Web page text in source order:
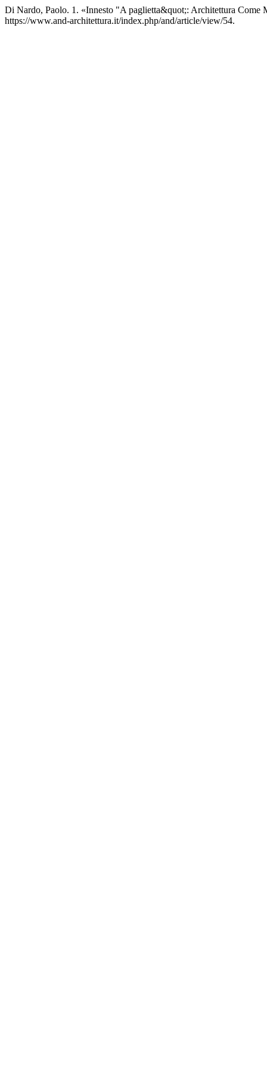
Di Nardo, Paolo. 1. «Innesto "A paglietta&quot;: Architettura
https://www.and-architettura.it/index.php/and/article/view/54.